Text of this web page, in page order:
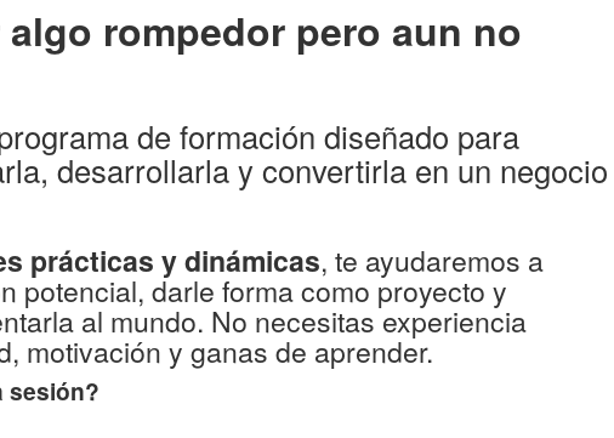
rompedor pero aun no
de formación diseñado para
desarrollarla y convertirla en un negocio
prácticas y dinámicas, te ayudaremos a
potencial, darle forma como proyecto y
al mundo. No necesitas experiencia
motivación y ganas de aprender.
sesión?